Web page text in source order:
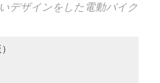
デザインをした電動バイク